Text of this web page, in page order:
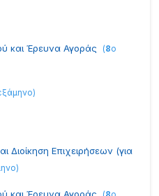
και Έρευνα Αγοράς (8ο
)
Διοίκηση Επιχειρήσεων (για
)